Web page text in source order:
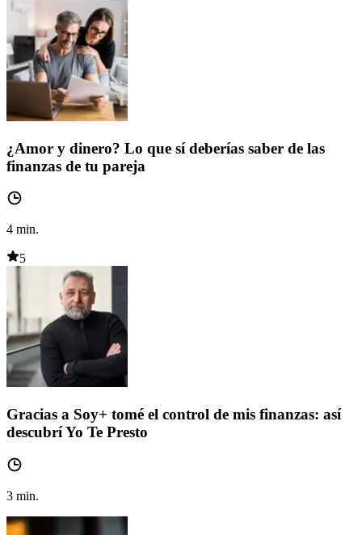
¿Amor y dinero? Lo que sí deberías saber de las
finanzas de tu pareja
4 min.
5
Gracias a Soy+ tomé el control de mis finanzas: así
descubrí Yo Te Presto
3 min.